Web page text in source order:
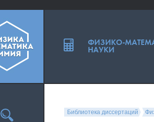
Библиотека диссертаций
ФИЗИКО-
НАУКИ